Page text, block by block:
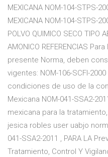
MEXICANA NOM-104-STPS-
MEXICANA NOM-104-STPS-
POLVO QUIMICO SECO TIPO
AMONICO REFERENCIAS
presente Norma, deben
vigentes: NOM-106-SCFI-
condiciones de uso de la
Mexicana NOM-041-SSA2-
mexicana para la
jesica robles user uabjo
041-SSA2-2011 , PARA LA
Tratamiento, Control Y